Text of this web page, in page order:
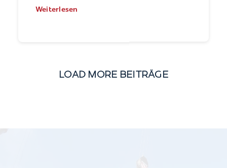
Weiterlesen
LOAD MORE BEITRÄGE